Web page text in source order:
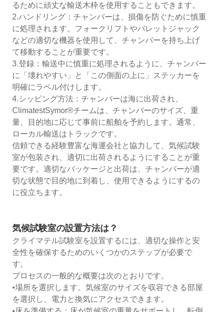
るために頑丈な輸送木枠を使用することもできます。
2.ハンドリング：チャンバーは、損傷を防ぐために慎重
に処理されます。フォークリフトやパレットジャック
などの適切な機器を使用して、チャンバーを持ち上げ
て移動することが重要です。
3.登録：輸送中に​​慎重に処理されるように、チャンバー
に「壊れやすい」と「この側面の上に」ステッカーを
明確にラベル付けします。
4.シッピング方法：チャンバーは海に出荷され、
ClimatestSymor®チームは、チャンバーのサイズ、重
量、目的地に応じて事前に船舶を予約します。通常、
ローカル輸送はトラックです。
信頼できる経験豊富な海運会社と協力して、気候試験
室が包装され、適切に出荷されるようにすることが重
要です。適切なパッケージと出荷は、チャンバーが適
切な状態で目的地に到着し、使用できるようにするの
に役立ちます。
気候試験室の設置方法は？
クライマテル試験室を設置するには、適切な操作と安
全性を確保するためのいくつかのステップが必要で
す。
プロセスの一般的な概要は次のとおりです。
•場所を選択します。気候室のサイズを収容できる部屋
を選択し、電力と換気にアクセスできます。